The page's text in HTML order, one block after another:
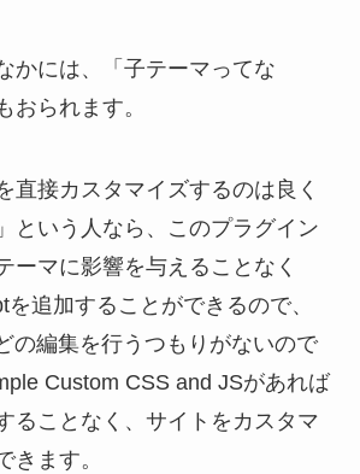
かには、「子テーマってな
おられます。
直接カスタマイズするのは良く
という人なら、このプラグイン
ーマに影響を与えることなく
追加することができるので、
の編集を行うつもりがないので
Custom CSS and JSがあれば
ることなく、サイトをカスタマ
きます。